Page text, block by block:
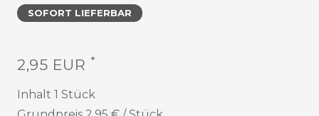
SOFORT LIEFERBAR
2,95 EUR *
Inhalt 1 Stück